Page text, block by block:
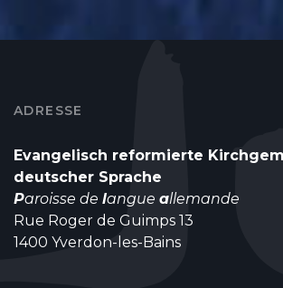
ADRESSE
Evangelisch reformierte
deutscher Sprache
Paroisse de langue allemande
Rue Roger de Guimps 13
1400 Yverdon-les-Bains